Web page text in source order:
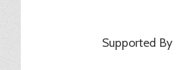
Supported By